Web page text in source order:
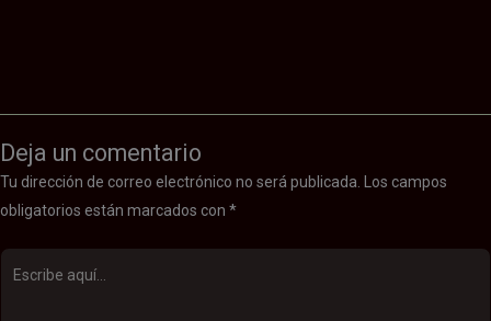
Deja un comentario
Tu dirección de correo electrónico no será publicada. Los campos
obligatorios están marcados con *